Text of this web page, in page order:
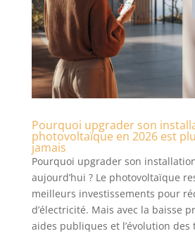
Pourquoi upgrader son
photovoltaïque en 2026 est
jamais
Pourquoi upgrader son
aujourd’hui ? Le photovoltaïque
meilleurs investissements pour
d’électricité. Mais avec la baisse
aides publiques et l’évolution des